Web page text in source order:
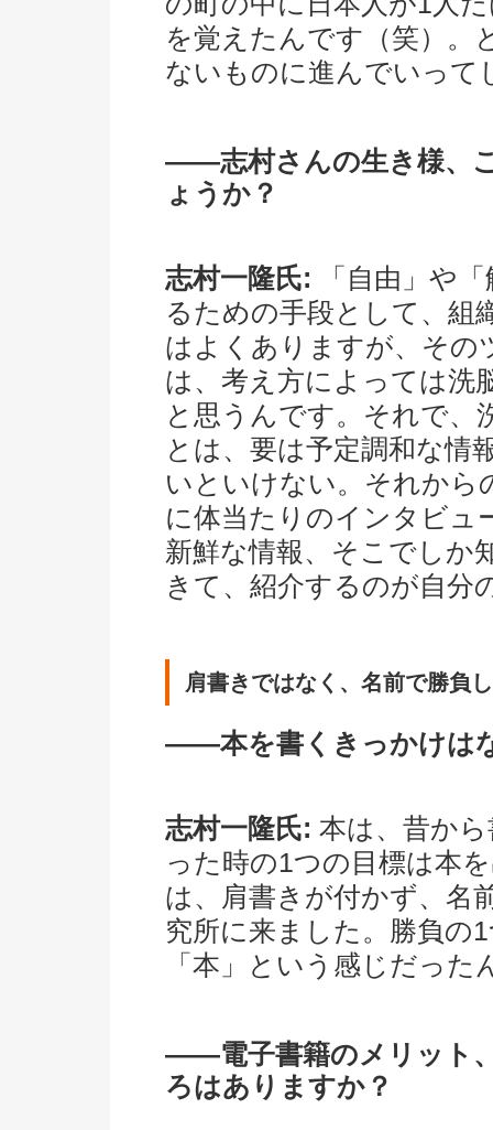
を覚えたんです（笑）。
ないものに進んでいって
――志村さんの生き様、
ょうか？
志村一隆氏: 「自由」や
るための手段として、組
はよくありますが、その
は、考え方によっては洗
と思うんです。それで、
とは、要は予定調和な情
いといけない。それから
に体当たりのインタビュ
新鮮な情報、そこでしか
きて、紹介するのが自分
肩書きではなく、名前で勝負
――本を書くきっかけは
志村一隆氏: 本は、昔か
った時の1つの目標は本
は、肩書きが付かず、名
究所に来ました。勝負の
「本」という感じだった
――電子書籍のメリット
ろはありますか？